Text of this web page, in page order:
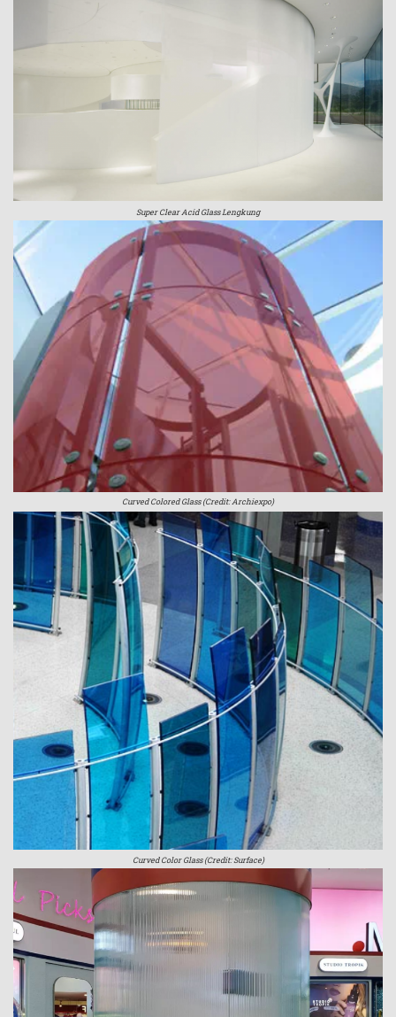
Super Clear Acid Glass Lengkung
Curved Colored Glass (Credit: Archiexpo)
Curved Color Glass (Credit: Surface)